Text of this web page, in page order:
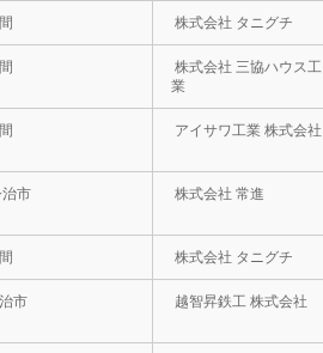
株式会社 タニグチ
株式会社 三協ハウス工
業
アイサワ工業 株式会社
市 株式会社 常進
株式会社 タニグチ
市 越智昇鉄工 株式会社